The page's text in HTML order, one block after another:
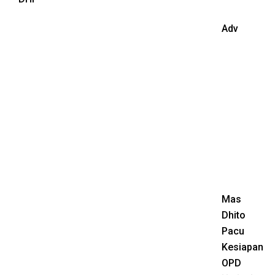
Adv
Mas
Dhito
Pacu
Kesiapan
OPD